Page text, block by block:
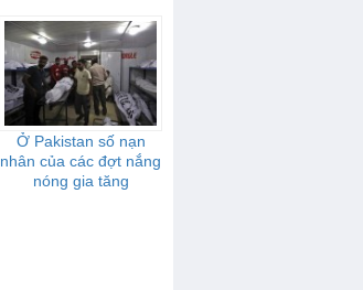
Ở Pakistan số nạn
nhân của các đợt nắng
nóng gia tăng